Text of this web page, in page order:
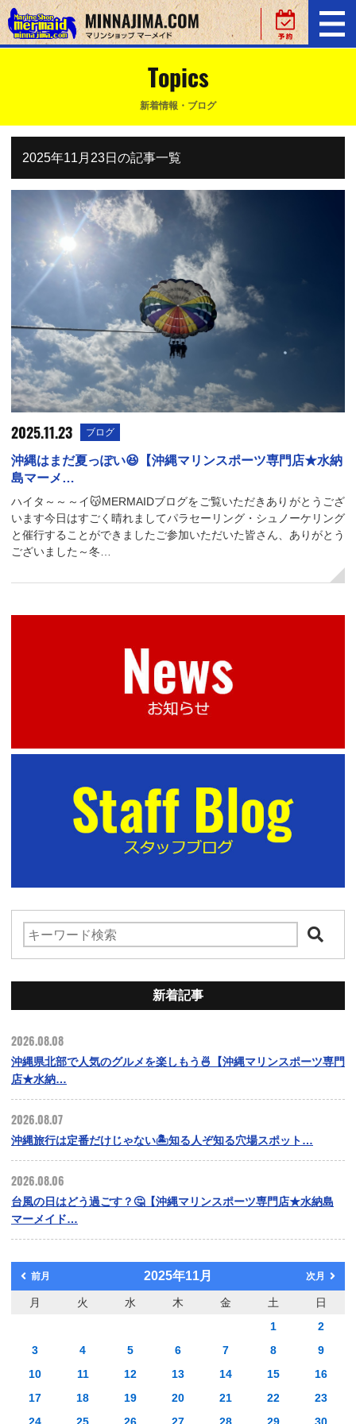
Topics
新着情報・ブログ
2025年11月23日の記事一覧
2025.11.23 ブログ
沖縄はまだ夏っぽい😆【沖縄マリンスポーツ専門店★水納
島マーメ…
ハイタ～～～イ😽MERMAIDブログをご覧いただきありがとうござ
います今日はすごく晴れましてパラセーリング・シュノーケリング
と催行することができましたご参加いただいた皆さん、ありがとう
ございました～冬…
新着記事
2026.08.08
沖縄県北部で人気のグルメを楽しもう🍜【沖縄マリンスポーツ専門
店★水納…
2026.08.07
沖縄旅行は定番だけじゃない🏝️知る人ぞ知る穴場スポット…
2026.08.06
台風の日はどう過ごす？🤔【沖縄マリンスポーツ専門店★水納島
マーメイド…
前月 2025年11月 次月
月 火 水 木 金 土
日
1
2
3
4 5 6 7 8
9
10
11 12 13 14 15
16
17
18 19 20 21 22
23
24
25 26 27 28 29 30